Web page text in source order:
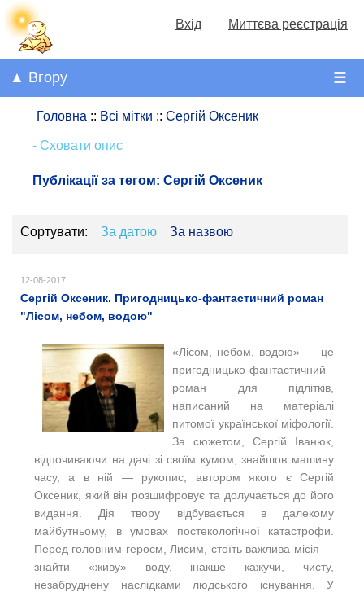
Вхід Миттєва реєстрація
☰
▲ Вгору
Головна :: Всі мітки :: Сергій Оксеник
- Сховати опис
Публікації за тегом: Сергій Оксеник
Сортувати: За датою За назвою
12-08-2017
Сергій Оксеник. Пригодницько-фантастичний роман
"Лісом, небом, водою"
«Лісом, небом, водою» — це
пригодницько-фантастичний
роман для підлітків,
написаний на матеріалі
питомої української міфології.
За сюжетом, Сергій Іванюк,
відпочиваючи на дачі зі своїм кумом, знайшов машину
часу, а в ній — рукопис, автором якого є Сергій
Оксеник, який він розшифровує та долучається до його
видання. Дія твору відбувається в далекому
майбутньому, в умовах постекологічної катастрофи.
Перед головним героєм, Лисим, стоїть важлива місія —
знайти «живу» воду, інакше кажучи, чисту,
незабруднену наслідками людського існування. У